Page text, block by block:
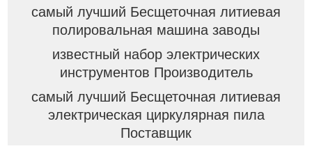
самый лучший Бесщеточная литиевая
полировальная машина заводы
известный набор электрических
инструментов Производитель
самый лучший Бесщеточная литиевая
электрическая циркулярная пила
Поставщик